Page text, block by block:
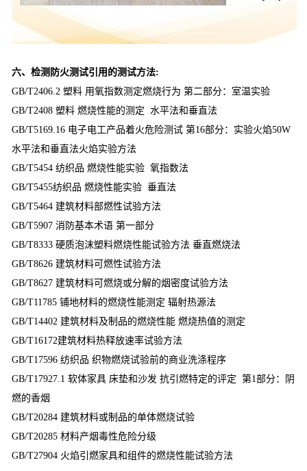
六、检测防火测试引用的测试方法:
GB/T2406.2 塑料 用氧指数测定燃烧行为 第二部分：室温实验
GB/T2408 塑料 燃烧性能的测定 水平法和垂直法
GB/T5169.16 电子电工产品着火危险测试 第16部分：实验火焰50W
水平法和垂直法火焰实验方法
GB/T5454 纺织品 燃烧性能实验 氧指数法
GB/T5455纺织品 燃烧性能实验 垂直法
GB/T5464 建筑材料部燃性试验方法
GB/T5907 消防基本术语 第一部分
GB/T8333 硬质泡沫塑料燃烧性能试验方法 垂直燃烧法
GB/T8626 建筑材料可燃性试验方法
GB/T8627 建筑材料可燃烧或分解的烟密度试验方法
GB/T11785 铺地材料的燃烧性能测定 辐射热源法
GB/T14402 建筑材料及制品的燃烧性能 燃烧热值的测定
GB/T16172建筑材料热释放速率试验方法
GB/T17596 纺织品 织物燃烧试验前的商业洗涤程序
GB/T17927.1 软体家具 床垫和沙发 抗引燃特定的评定 第1部分：阴
燃的香烟
GB/T20284 建筑材料或制品的单体燃烧试验
GB/T20285 材料产烟毒性危险分级
GB/T27904 火焰引燃家具和组件的燃烧性能试验方法